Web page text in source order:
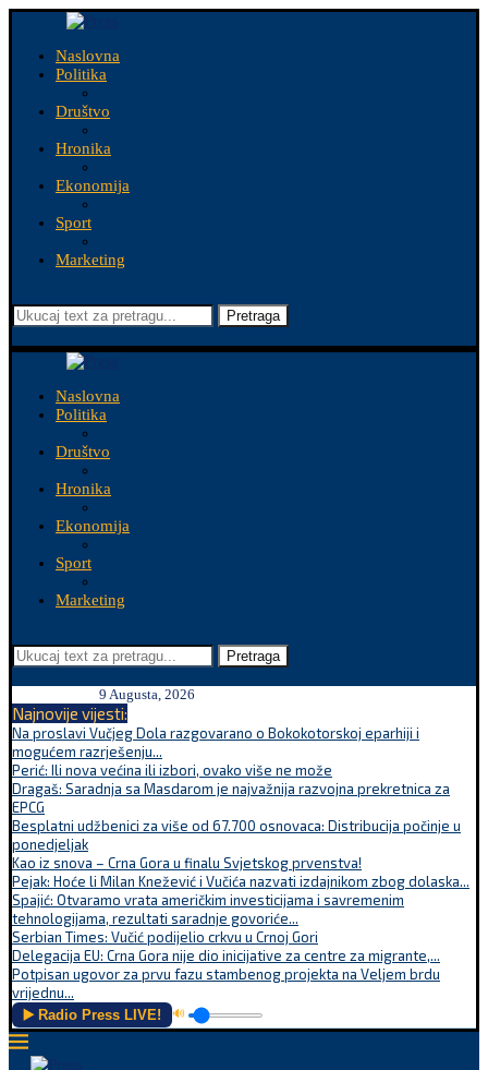
Naslovna
Politika
Društvo
Hronika
Ekonomija
Sport
Marketing
Pretraga
Naslovna
Politika
Društvo
Hronika
Ekonomija
Sport
Marketing
Pretraga
9 Augusta, 2026
Najnovije vijesti:
Na proslavi Vučjeg Dola razgovarano o Bokokotorskoj eparhiji i
mogućem razrješenju...
Perić: Ili nova većina ili izbori, ovako više ne može
Dragaš: Saradnja sa Masdarom je najvažnija razvojna prekretnica za
EPCG
Besplatni udžbenici za više od 67.700 osnovaca: Distribucija počinje u
ponedjeljak
Kao iz snova – Crna Gora u finalu Svjetskog prvenstva!
Pejak: Hoće li Milan Knežević i Vučića nazvati izdajnikom zbog dolaska...
Spajić: Otvaramo vrata američkim investicijama i savremenim
tehnologijama, rezultati saradnje govoriće...
Serbian Times: Vučić podijelio crkvu u Crnoj Gori
Delegacija EU: Crna Gora nije dio inicijative za centre za migrante,...
Potpisan ugovor za prvu fazu stambenog projekta na Veljem brdu
vrijednu...
▶️ Radio Press LIVE! 🔊